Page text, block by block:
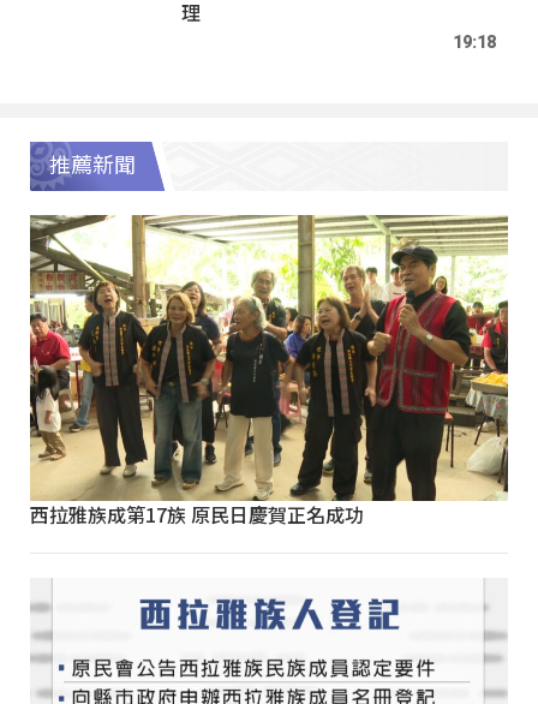
理
19:18
推薦新聞
西拉雅族成第17族 原民日慶賀正名成功